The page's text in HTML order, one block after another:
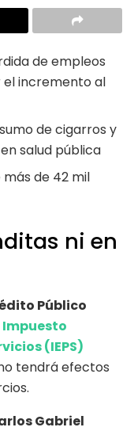
de empleos
incremento al
de cigarros y
salud pública
de 42 mil
ni en
Público
Impuesto
(IEPS)
tendrá efectos
Gabriel